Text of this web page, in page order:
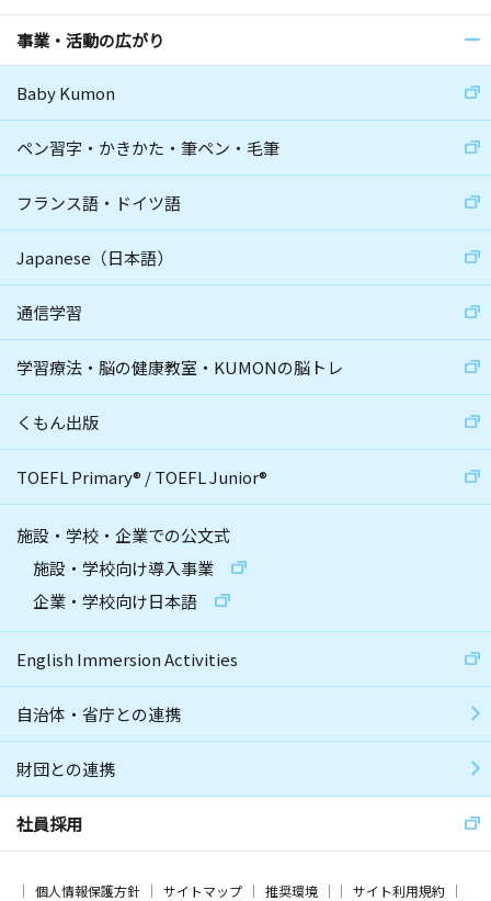
事業・活動の広がり
Baby Kumon
ペン習字・かきかた・筆ペン・毛筆
フランス語・ドイツ語
Japanese（日本語）
通信学習
学習療法・脳の健康教室・KUMONの脳トレ
くもん出版
TOEFL Primary® /TOEFL Junior®
施設・学校・企業での公文式
施設・学校向け導入事業
企業・学校向け日本語
English Immersion Activities
自治体・省庁との連携
財団との連携
社員採用
個人情報保護方針 サイトマップ 推奨環境 サイト利用規約